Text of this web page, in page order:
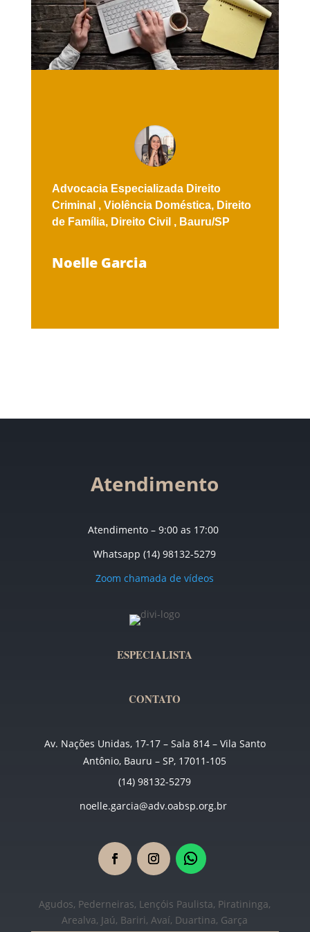
Advocacia Especializada Direito
Criminal , Violência Doméstica, Direito
de Família, Direito Civil , Bauru/SP
Noelle Garcia
Atendimento
Atendimento – 9:00 as 17:00
Whatsapp (14) 98132-5279
Zoom chamada de vídeos
ESPECIALISTA
CONTATO
Av. Nações Unidas, 17-17 – Sala 814 – Vila Santo
Antônio, Bauru – SP, 17011-105
(14) 98132-5279
noelle.garcia@adv.oabsp.org.br
Agudos, Pederneiras, Lençóis Paulista, Piratininga,
Arealva, Jaú, Bariri, Avaí, Duartina, Garça